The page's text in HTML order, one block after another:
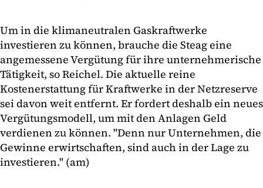
Um in die klimaneutralen Gaskraftwerke
investieren zu können, brauche die Steag eine
angemessene Vergütung für ihre unternehmerische
Tätigkeit, so Reichel. Die aktuelle reine
Kostenerstattung für Kraftwerke in der Netzreserve
sei davon weit entfernt. Er fordert deshalb ein neues
Vergütungsmodell, um mit den Anlagen Geld
verdienen zu können. "Denn nur Unternehmen, die
Gewinne erwirtschaften, sind auch in der Lage zu
investieren." (am)